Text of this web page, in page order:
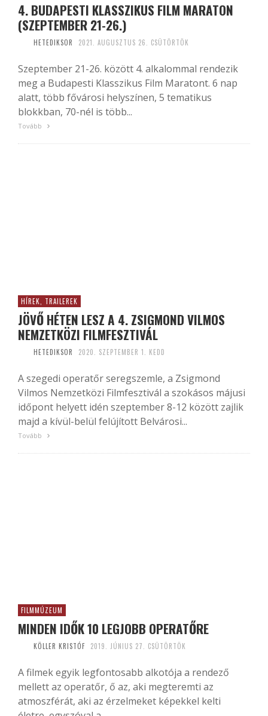
4. BUDAPESTI KLASSZIKUS FILM MARATON
(SZEPTEMBER 21-26.)
HETEDIKSOR 2021. AUGUSZTUS 26. CSÜTÖRTÖK
Szeptember 21-26. között 4. alkalommal rendezik
meg a Budapesti Klasszikus Film Maratont. 6 nap
alatt, több fővárosi helyszínen, 5 tematikus
blokkban, 70-nél is több...
Tovább
HÍREK, TRAILEREK
JÖVŐ HÉTEN LESZ A 4. ZSIGMOND VILMOS
NEMZETKÖZI FILMFESZTIVÁL
HETEDIKSOR 2020. SZEPTEMBER 1. KEDD
A szegedi operatőr seregszemle, a Zsigmond
Vilmos Nemzetközi Filmfesztivál a szokásos májusi
időpont helyett idén szeptember 8-12 között zajlik
majd a kívül-belül felújított Belvárosi...
Tovább
FILMMÚZEUM
MINDEN IDŐK 10 LEGJOBB OPERATŐRE
KÖLLER KRISTÓF 2019. JÚNIUS 27. CSÜTÖRTÖK
A filmek egyik legfontosabb alkotója a rendező
mellett az operatőr, ő az, aki megteremti az
atmoszférát, aki az érzelmeket képekkel kelti